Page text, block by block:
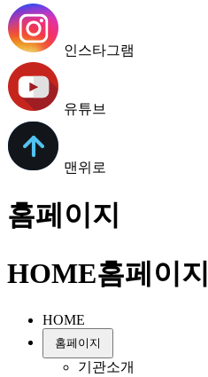
인스타그램
유튜브
맨위로
홈페이지
HOME홈페이지
HOME
홈페이지
기관소개